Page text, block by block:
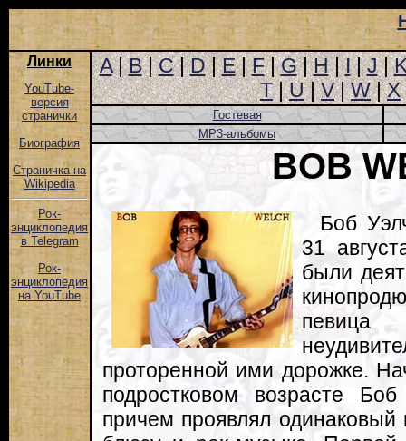
Линки
YouTube-
версия
странички
Биография
Страничка на
Wikipedia
Рок-
энциклопедия
в Telegram
Рок-
энциклопедия
на YouTube
A|B|C|D|E|F|G|H|I|J|
T|U|V|W|X
Гостевая
MP3-альбомы
BOB
Боб
31
были
певица
проторенной ими дорожке.
подростковом возрасте
причем проявлял